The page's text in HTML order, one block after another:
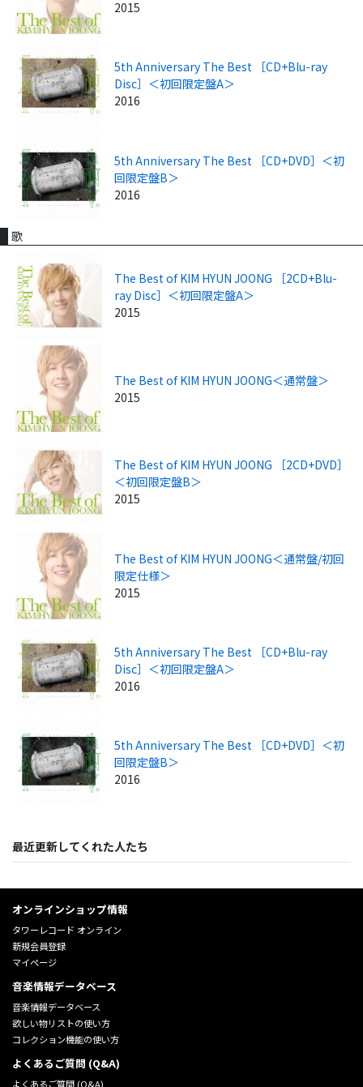
2015
5th Anniversary The Best ［CD+Blu-ray
Disc］＜初回限定盤A＞
2016
5th Anniversary The Best ［CD+DVD］＜初
回限定盤B＞
2016
歌
The Best of KIM HYUN JOONG ［2CD+Blu-
ray Disc］＜初回限定盤A＞
2015
The Best of KIM HYUN JOONG＜通常盤＞
2015
The Best of KIM HYUN JOONG ［2CD+DVD］
＜初回限定盤B＞
2015
The Best of KIM HYUN JOONG＜通常盤/初回
限定仕様＞
2015
5th Anniversary The Best ［CD+Blu-ray
Disc］＜初回限定盤A＞
2016
5th Anniversary The Best ［CD+DVD］＜初
回限定盤B＞
2016
最近更新してくれた人たち
オンラインショップ情報
タワーレコード オンライン
新規会員登録
マイページ
音楽情報データベース
音楽情報データベース
欲しい物リストの使い方
コレクション機能の使い方
よくあるご質問 (Q&A)
よくあるご質問 (Q&A)